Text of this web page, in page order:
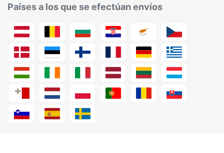
Países a los que se efectúan envíos